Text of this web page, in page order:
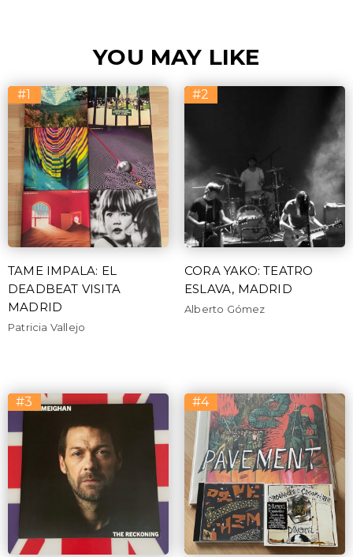
YOU MAY LIKE
#1
TAME IMPALA: EL
DEADBEAT VISITA
MADRID
Patricia Vallejo
#2
CORA YAKO: TEATRO
ESLAVA, MADRID
Alberto Gómez
#3 #4